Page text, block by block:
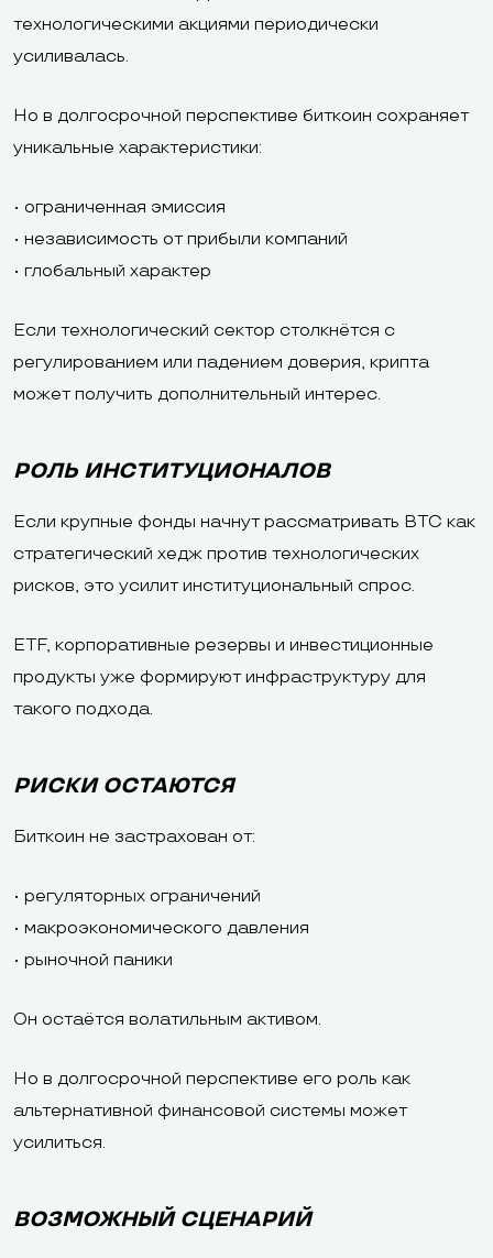
технологическими акциями периодически
усиливалась.
Но в долгосрочной перспективе биткоин сохраняет
уникальные характеристики:
• ограниченная эмиссия
• независимость от прибыли компаний
• глобальный характер
Если технологический сектор столкнётся с
регулированием или падением доверия, крипта
может получить дополнительный интерес.
РОЛЬ ИНСТИТУЦИОНАЛОВ
Если крупные фонды начнут рассматривать BTC как
стратегический хедж против технологических
рисков, это усилит институциональный спрос.
ETF, корпоративные резервы и инвестиционные
продукты уже формируют инфраструктуру для
такого подхода.
РИСКИ ОСТАЮТСЯ
Биткоин не застрахован от:
• регуляторных ограничений
• макроэкономического давления
• рыночной паники
Он остаётся волатильным активом.
Но в долгосрочной перспективе его роль как
альтернативной финансовой системы может
усилиться.
ВОЗМОЖНЫЙ СЦЕНАРИЙ